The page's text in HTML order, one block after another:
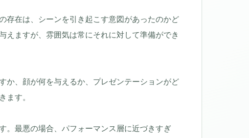
存在は、シーンを引き起こす意図があったのかど
えますが、雰囲気は常にそれに対して準備ができ
か、顔が何を与えるか、プレゼンテーションがど
す。
。最悪の場合、パフォーマンス層に近づきすぎ